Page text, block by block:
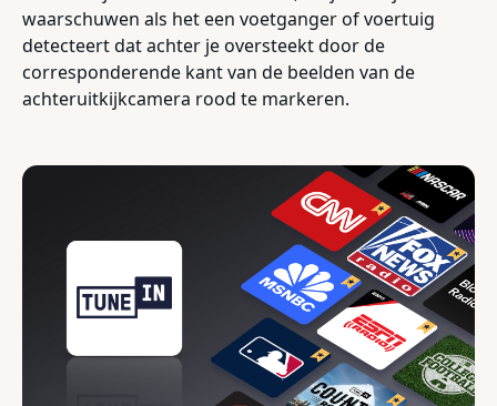
waarschuwen als het een voetganger of voertuig
detecteert dat achter je oversteekt door de
corresponderende kant van de beelden van de
achteruitkijkcamera rood te markeren.